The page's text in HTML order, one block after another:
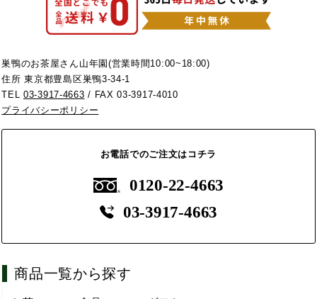
巣鴨のお茶屋さん山年園(営業時間10:00~18:00)
住所 東京都豊島区巣鴨3-34-1
TEL03-3917-4663 / FAX 03-3917-4010
プライバシーポリシー
お電話でのご注文はコチラ
0120-22-4663
03-3917-4663
商品一覧から探す